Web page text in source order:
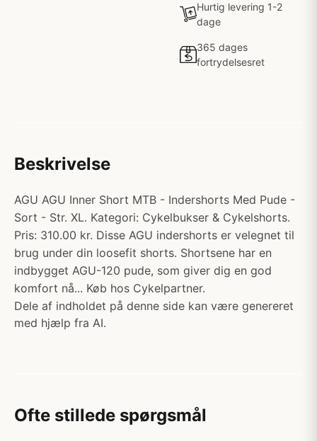
Hurtig levering 1-2
dage
365 dages
fortrydelsesret
Beskrivelse
AGU AGU Inner Short MTB - Indershorts Med Pude -
Sort - Str. XL. Kategori: Cykelbukser & Cykelshorts.
Pris: 310.00 kr. Disse AGU indershorts er velegnet til
brug under din loosefit shorts. Shortsene har en
indbygget AGU-120 pude, som giver dig en god
komfort nå... Køb hos Cykelpartner.
Dele af indholdet på denne side kan være genereret
med hjælp fra AI.
Ofte stillede spørgsmål